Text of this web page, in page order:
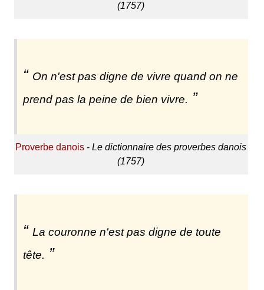
(1757)
On n'est pas digne de vivre quand on ne
prend pas la peine de bien vivre.
Proverbe danois -Le dictionnaire des proverbes danois
(1757)
La couronne n'est pas digne de toute
tête.